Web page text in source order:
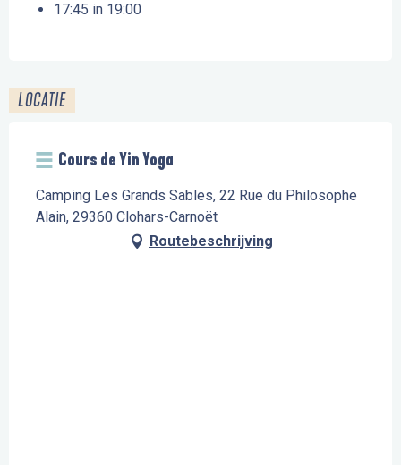
17:45 in 19:00
LOCATIE
Cours de Yin Yoga
Camping Les Grands Sables, 22 Rue du Philosophe
Alain, 29360 Clohars-Carnoët
Routebeschrijving